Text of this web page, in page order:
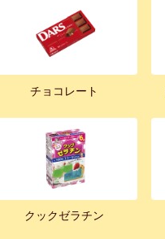
チョコレート
クックゼラチン